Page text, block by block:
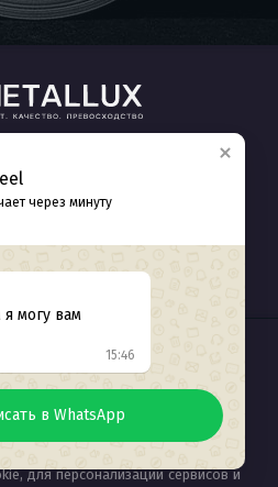
2311226371
сайта Seozhdanov
для персонализации сервисов и
через минуту
могу вам
15:46
в WhatsApp